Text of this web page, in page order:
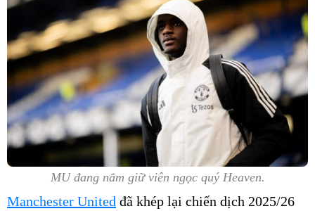
MU đang nắm giữ viên ngọc quý Heaven.
Manchester United đã khép lại chiến dịch 2025/26